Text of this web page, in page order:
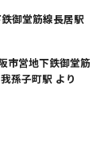
御堂筋線長居駅
市営地下鉄御堂筋
孫子町駅 より